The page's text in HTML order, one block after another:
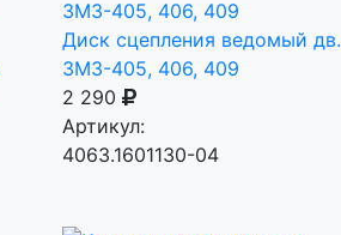
Диск сцепления ведомый дв.
ЗМЗ-405, 406, 409
2 290
Артикул:
4063.1601130-04